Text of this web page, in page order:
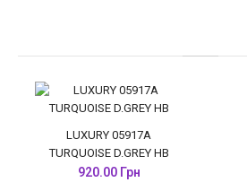
LUXURY 05917A
TURQUOISE D.GREY HB
920.00 Грн